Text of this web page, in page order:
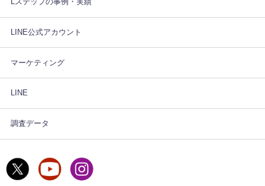
Lステップの事例・実績
LINE公式アカウント
マーケティング
LINE
調査データ